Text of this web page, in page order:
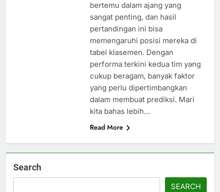
bertemu dalam ajang yang
sangat penting, dan hasil
pertandingan ini bisa
memengaruhi posisi mereka di
tabel klasemen. Dengan
performa terkini kedua tim yang
cukup beragam, banyak faktor
yang perlu dipertimbangkan
dalam membuat prediksi. Mari
kita bahas lebih…
Read More
Search
SEARCH